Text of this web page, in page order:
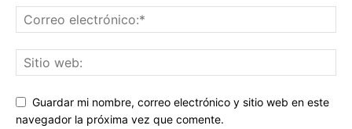
Guardar mi nombre, correo electrónico y sitio web en este
navegador la próxima vez que comente.